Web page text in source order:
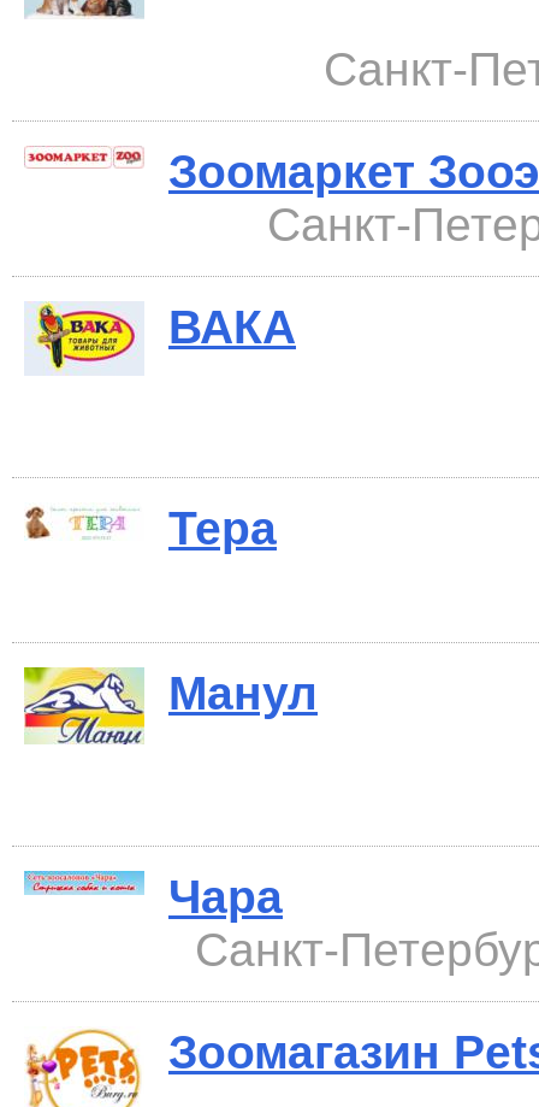
Санкт-
Зоомаркет
Санкт-
ВАКА
Тера
Манул
Чара
Санкт-
Зоомагазин